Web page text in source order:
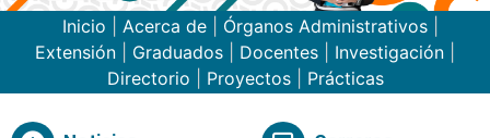
Inicio Acerca de Órganos Administrativos
Extensión
Graduados Docentes Investigación
Directorio
Proyectos| Prácticas